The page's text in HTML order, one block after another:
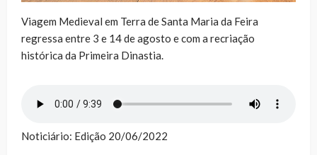
Viagem Medieval em Terra de Santa Maria da Feira
regressa entre 3 e 14 de agosto e com a recriação
histórica da Primeira Dinastia.
Noticiário: Edição 20/06/2022